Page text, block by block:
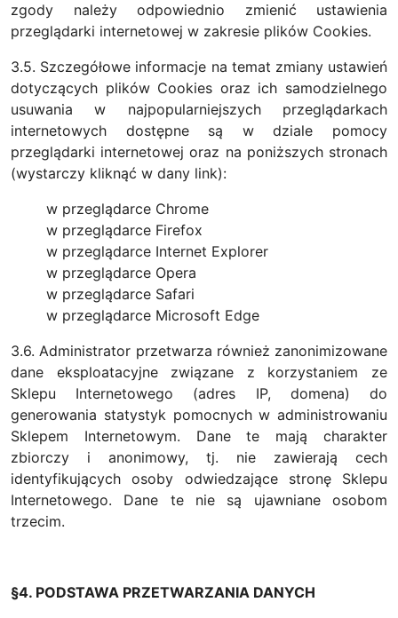
zgody należy odpowiednio zmienić ustawienia
przeglądarki internetowej w zakresie plików Cookies.
3.5. Szczegółowe informacje na temat zmiany ustawień
dotyczących plików Cookies oraz ich samodzielnego
usuwania w najpopularniejszych przeglądarkach
internetowych dostępne są w dziale pomocy
przeglądarki internetowej oraz na poniższych stronach
(wystarczy kliknąć w dany link):
w przeglądarce Chrome
w przeglądarce Firefox
w przeglądarce Internet Explorer
w przeglądarce Opera
w przeglądarce Safari
w przeglądarce Microsoft Edge
3.6. Administrator przetwarza również zanonimizowane
dane eksploatacyjne związane z korzystaniem ze
Sklepu Internetowego (adres IP, domena) do
generowania statystyk pomocnych w administrowaniu
Sklepem Internetowym. Dane te mają charakter
zbiorczy i anonimowy, tj. nie zawierają cech
identyfikujących osoby odwiedzające stronę Sklepu
Internetowego. Dane te nie są ujawniane osobom
trzecim.
§4. PODSTAWA PRZETWARZANIA DANYCH